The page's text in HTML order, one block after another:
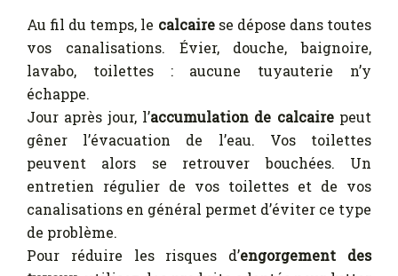
Au fil du temps, le calcairese dépose dans toutes
vos canalisations. Évier, douche, baignoire,
lavabo, toilettes : aucune tuyauterie n’y
échappe.
Jour après jour, l’accumulation de calcairepeut
gêner l’évacuation de l’eau. Vos toilettes
peuvent alors se retrouver bouchées. Un
entretien régulier de vos toilettes et de vos
canalisations en général permet d’éviter ce type
de problème.
Pour réduire les risques d’engorgement des